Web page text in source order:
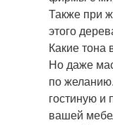
Также при
этого
Какие тона
Но даже
по
гостиную и
вашей